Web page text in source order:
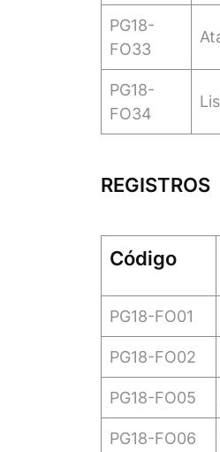
PG18-
FO33
PG18-
FO34
REGISTROS
Código
PG18-FO01
PG18-FO02
PG18-FO05
PG18-FO06